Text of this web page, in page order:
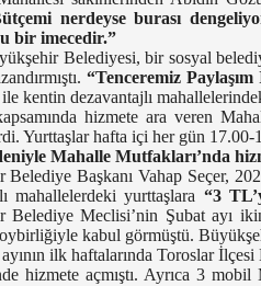
nerdeyse burası
bir imecedir.”
Belediyesi, bir sosyal
“Tenceremiz
kentin dezavantajlı
hizmete ara veren
Yurttaşlar hafta içi her gün 17.00-
Mahalle Mutfakları’nda
Belediye Başkanı Vahap Seçer,
mahallelerdeki yurttaşlara “3
Belediye Meclisi’nin Şubat ayı
kabul görmüştü.
ilk haftalarında Toroslar
hizmete açmıştı. Ayrıca 3